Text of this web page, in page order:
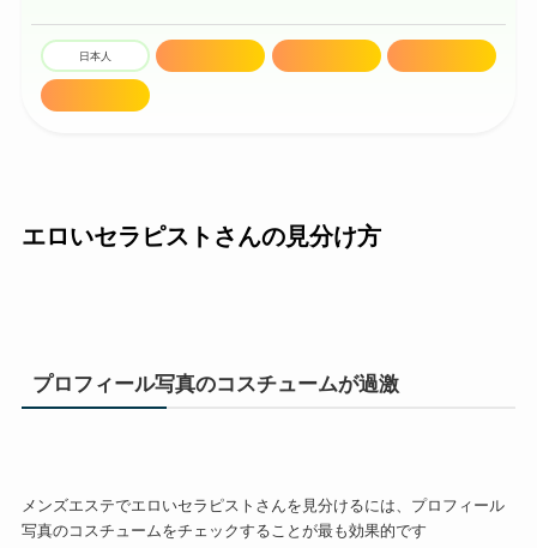
日本人
エロいセラピストさんの見分け方
プロフィール写真のコスチュームが過激
メンズエステでエロいセラピストさんを見分けるには、プロフィール
写真のコスチュームをチェックすることが最も効果的です